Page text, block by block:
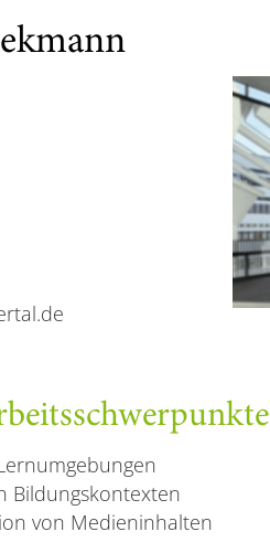
Bildungskontexten
von Medieninhalten